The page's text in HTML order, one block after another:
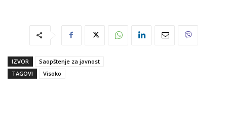
IZVOR
Saopštenje za javnost
TAGOVI
Visoko